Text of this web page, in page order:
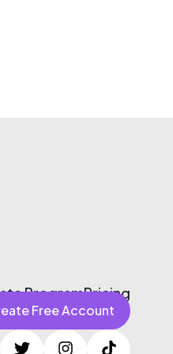
ProgramPricing
Free Account